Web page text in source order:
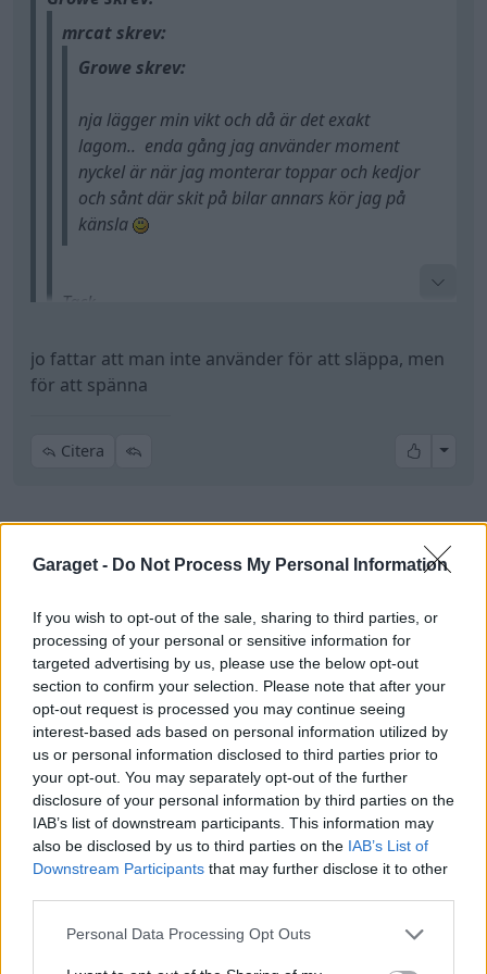
Garaget - Do Not Process My Personal Information
If you wish to opt-out of the sale, sharing to third parties, or
processing of your personal or sensitive information for
targeted advertising by us, please use the below opt-out
section to confirm your selection. Please note that after your
opt-out request is processed you may continue seeing
interest-based ads based on personal information utilized by
us or personal information disclosed to third parties prior to
your opt-out. You may separately opt-out of the further
disclosure of your personal information by third parties on the
IAB’s list of downstream participants. This information may
also be disclosed by us to third parties on the IAB’s List of
Downstream Participants that may further disclose it to other
Personal Data Processing Opt Outs
mrcat skrev:
Growe skrev:
nja lägger min vikt och då är det exakt
lagom.. enda gång jag använder moment
nyckel är när jag monterar toppar och kedjor
och sånt där skit på bilar annars kör jag på
känsla
Tack,
Tänkte ändå investera i momentnyckel som ska
användas blandannat till byte av detta samt
20-120nm
menar är väl svårare att dra löst än att dra hårt?
Någon som förresten provat digitala eller borde
man köra vanlig med fjäder?
man ska inte använda en momentnyckel för att
dom.
jo fattar att man inte använder för att släppa, men
för att spänna
Citera All
simlar
3 juni #10
Din Polo är så pass ny så den har kompaktlager, ska
dras hårt och är liten risk det tar skada av att råka
dra lite för hårt.
Hellre för hårt än för löst på kompaktlager.
Men bäst är såklart att alltid att dra med rätt
moment enligt tillverkarens specifikationer.
Angående momentnyckel så är 20-120Nm är det
absolut mest användbara spannet om man bara
ska ha en momentnyckel.